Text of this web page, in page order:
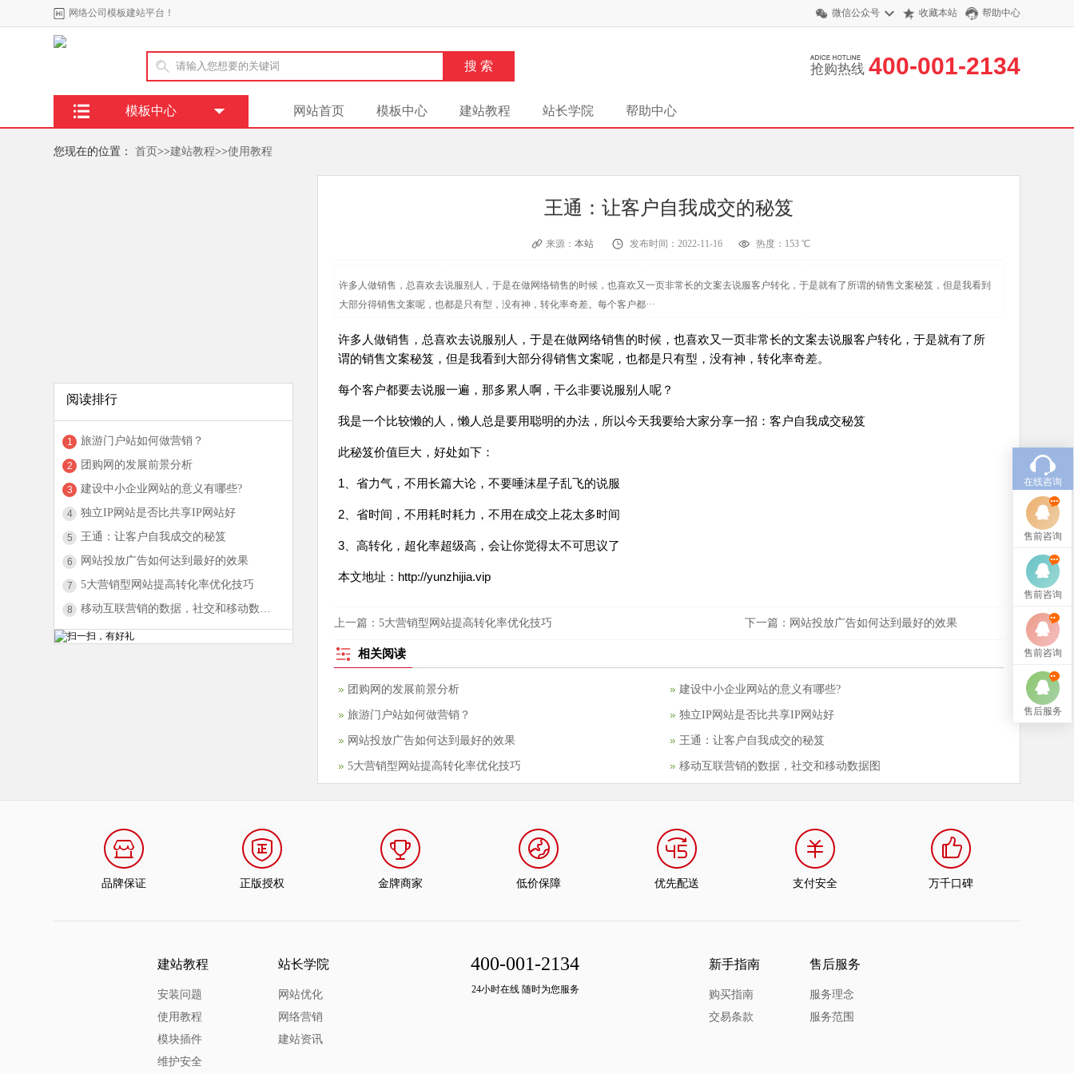
网络公司模板建站平台！ 微信公众号 收藏本站 帮助中心
抢购热线 400-001-2134
网站首页 模板中心 建站教程 站长学院 帮助中心
模板中心
您现在的位置： 首页 >>建站教程>>使用教程
阅读排行
1 旅游门户站如何做营销？
2 团购网的发展前景分析
3 建设中小企业网站的意义有哪些?
4 独立IP网站是否比共享IP网站好
5 王通：让客户自我成交的秘笈
6 网站投放广告如何达到最好的效果
7 5大营销型网站提高转化率优化技巧
8 移动互联营销的数据，社交和移动数据图
王通：让客户自我成交的秘笈
来源： 本站 发布时间：2022-11-16 热度：153 ℃
许多人做销售，总喜欢去说服别人，于是在做网络销售的时候，也喜欢又一页非常长的文案去说服客户转化，于是就有了所谓的销售文案秘笈，但是我看到
大部分得销售文案呢，也都是只有型，没有神，转化率奇差。每个客户都···
许多人做销售，总喜欢去说服别人，于是在做网络销售的时候，也喜欢又一页非常长的文案去说服客户转化，于是就有了所
谓的销售文案秘笈，但是我看到大部分得销售文案呢，也都是只有型，没有神，转化率奇差。
每个客户都要去说服一遍，那多累人啊，干么非要说服别人呢？
我是一个比较懒的人，懒人总是要用聪明的办法，所以今天我要给大家分享一招：客户自我成交秘笈
此秘笈价值巨大，好处如下：
1、省力气，不用长篇大论，不要唾沫星子乱飞的说服
2、省时间，不用耗时耗力，不用在成交上花太多时间
3、高转化，超化率超级高，会让你觉得太不可思议了
本文地址：http://yunzhijia.vip
上一篇： 5大营销型网站提高转化率优化技巧 下一篇： 网站投放广告如何达到最好的效果
相关阅读
团购网的发展前景分析 建设中小企业网站的意义有哪些?
旅游门户站如何做营销？ 独立IP网站是否比共享IP网站好
网站投放广告如何达到最好的效果 王通：让客户自我成交的秘笈
5大营销型网站提高转化率优化技巧 移动互联营销的数据，社交和移动数据图
品牌保证 正版授权 金牌商家 低价保障 优先配送 支付安全 万千口碑
建站教程
安装问题
使用教程
模块插件
维护安全
站长学院
网站优化
网络营销
建站资讯
400-001-2134
24小时在线 随时为您服务
新手指南
购买指南
交易条款
售后服务
服务理念
服务范围
在线咨询
售前咨询
售前咨询
售前咨询
售后服务